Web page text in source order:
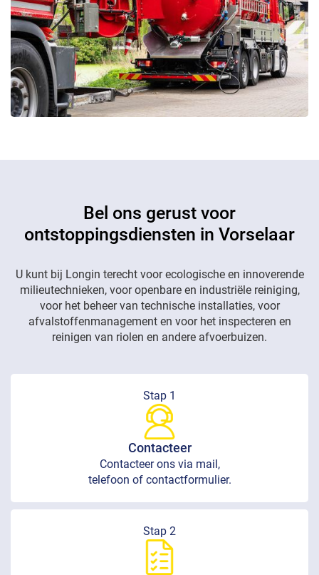
Bel ons gerust voor
ontstoppingsdiensten in Vorselaar
U kunt bij Longin terecht voor ecologische en innoverende
milieutechnieken, voor openbare en industriële reiniging,
voor het beheer van technische installaties, voor
afvalstoffenmanagement en voor het inspecteren en
reinigen van riolen en andere afvoerbuizen.
Stap 1
Contacteer
Contacteer ons via mail,
telefoon of contactformulier.
Stap 2